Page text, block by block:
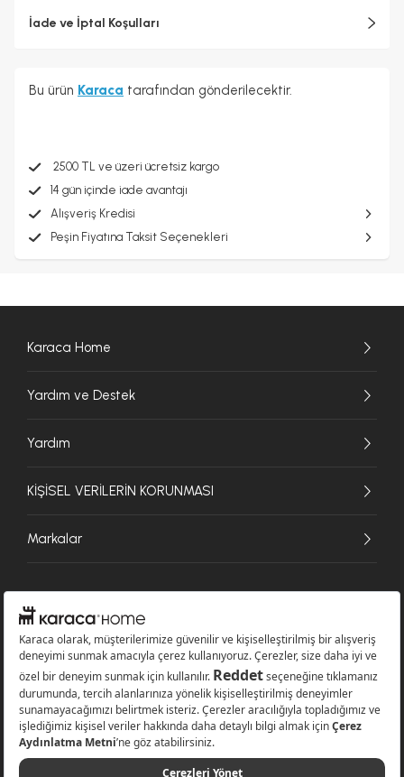
İade ve İptal Koşulları
Bu ürün Karaca tarafından gönderilecektir.
2500 TL ve üzeri ücretsiz kargo
14 gün içinde iade avantajı
Alışveriş Kredisi
Peşin Fiyatına Taksit Seçenekleri
Karaca Home
Yardım ve Destek
Yardım
KİŞİSEL VERİLERİN KORUNMASI
Markalar
© 2026 Karaca Home Collection Tekstil Sanayi ve Ticaret A.Ş. - Tüm hakları
saklıdır.